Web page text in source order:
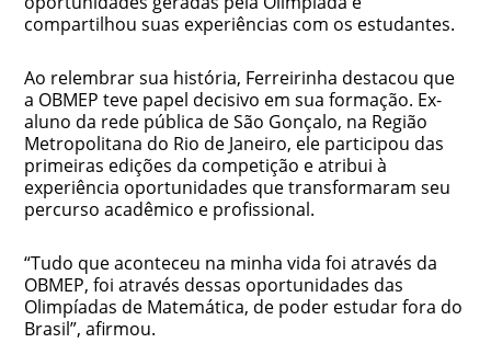
compartilhou suas experiências com os estudantes.
Ao relembrar sua história, Ferreirinha destacou que
a OBMEP teve papel decisivo em sua formação. Ex-
aluno da rede pública de São Gonçalo, na Região
Metropolitana do Rio de Janeiro, ele participou das
primeiras edições da competição e atribui à
experiência oportunidades que transformaram seu
percurso acadêmico e profissional.
“Tudo que aconteceu na minha vida foi através da
OBMEP, foi através dessas oportunidades das
Olimpíadas de Matemática, de poder estudar fora do
Brasil”, afirmou.